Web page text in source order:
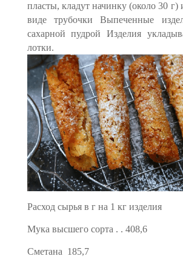
пласты, кладут начинку (около 30 г)
виде трубочки Выпеченные
сахарной пудрой Изделия
лотки.
Расход сырья в г на 1 кг изделия
Мука высшего сорта . . 408,6
Сметана 185,7